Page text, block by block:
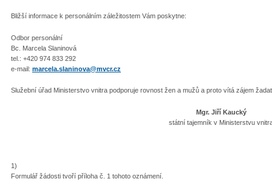
Bližší informace k personálním záležitostem Vám poskytne:
Odbor personální
Bc. Marcela Slaninová
tel.: +420 974 833 292
e-mail: marcela.slaninova@mvcr.cz
Služební úřad Ministerstvo vnitra podporuje rovnost žen a mužů a proto vítá zájem
Mgr. Jiří Kaucký
státní tajemník v Ministerstvu
1)
Formulář žádosti tvoří příloha č. 1 tohoto oznámení.